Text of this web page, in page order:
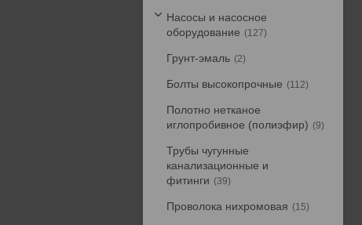
Насосы и насосное
оборудование
127
Грунт-эмаль 2
Болты высокопрочные 112
Полотно нетканое
иглопробивное (полиэфир)
9
Трубы чугунные
канализационные и
фитинги
39
Проволока нихромовая 15